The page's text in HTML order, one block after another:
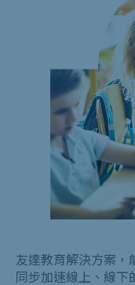
友達教育解決方案，
同步加速線上、線下